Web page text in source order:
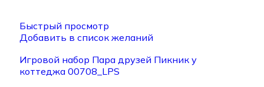
Быстрый просмотр
Добавить в список желаний
Игровой набор Пара друзей Пикник у
коттеджа 00708_LPS